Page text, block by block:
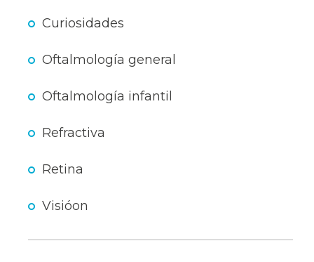
Curiosidades
Oftalmología general
Oftalmología infantil
Refractiva
Retina
Visióon